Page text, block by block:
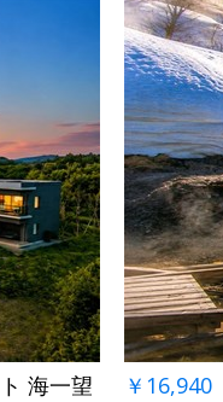
海一望
￥16,940